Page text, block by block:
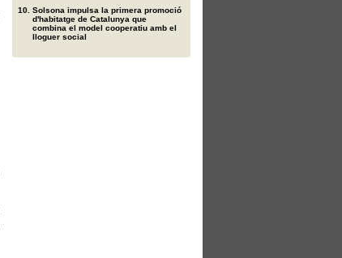
Solsona impulsa la primera promoció
d'habitatge de Catalunya que
combina el model cooperatiu amb el
lloguer social